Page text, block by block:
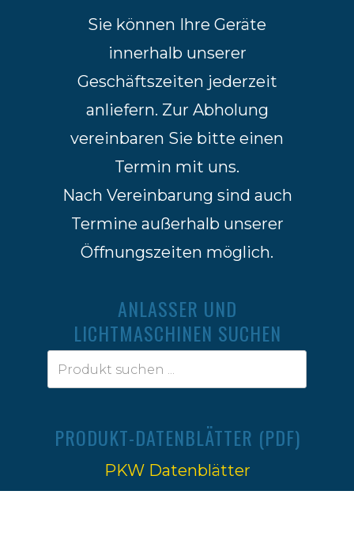
Sie können Ihre Geräte
innerhalb unserer
Geschäftszeiten jederzeit
anliefern. Zur Abholung
vereinbaren Sie bitte einen
Termin mit uns.
Nach Vereinbarung sind auch
Termine außerhalb unserer
Öffnungszeiten möglich.
ANLASSER UND
LICHTMASCHINEN SUCHEN
PRODUKT-DATENBLÄTTER (PDF)
PKW Datenblätter